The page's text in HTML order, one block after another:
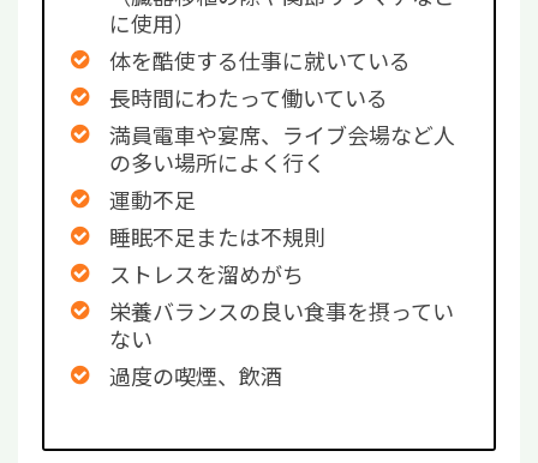
に使用）
体を酷使する仕事に就いている
長時間にわたって働いている
満員電車や宴席、ライブ会場など人
の多い場所によく行く
運動不足
睡眠不足または不規則
ストレスを溜めがち
栄養バランスの良い食事を摂ってい
ない
過度の喫煙、飲酒